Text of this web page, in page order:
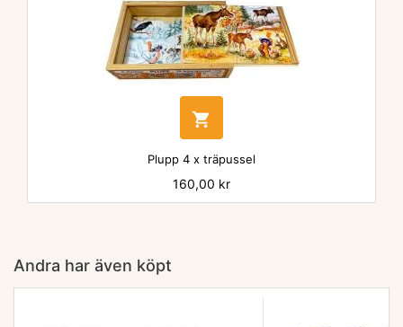

Plupp 4 x träpussel
Pris
160,00 kr
Andra har även köpt